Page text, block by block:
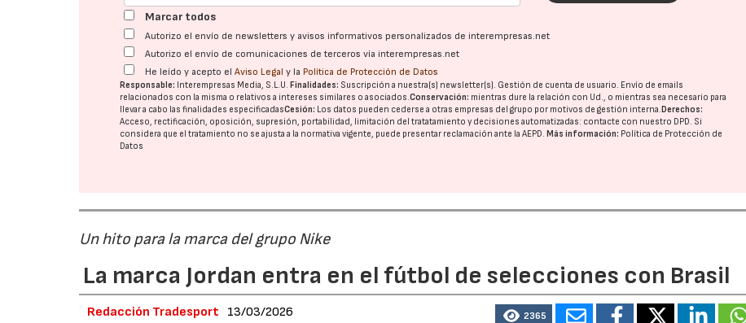
Marcar todos
Autorizo el envío de newsletters y avisos informativos personalizados de interempresas.net
Autorizo el envío de comunicaciones de terceros vía interempresas.net
He leído y acepto elAviso Legal y la Política de Protección de Datos
Responsable: Interempresas Media, S.L.U.Finalidades: Suscripción a nuestra(s) newsletter(s). Gestión de cuenta de usuario. Envío de emails
relacionados con la misma o relativos a intereses similares o asociados.Conservación: mientras dure la relación con Ud., o mientras sea necesario para
llevar a cabo las finalidades especificadasCesión: Los datos pueden cederse a otras empresas del grupo por motivos de gestión interna.Derechos:
Acceso, rectificación, oposición, supresión, portabilidad, limitación del tratatamiento y decisiones automatizadas: contacte con nuestro DPD. Si
considera que el tratamiento no se ajusta a la normativa vigente, puede presentar reclamación ante laAEPD.Más información: Política de Protección de
Datos
Un hito para la marca del grupo Nike
La marca Jordan entra en el fútbol de selecciones con Brasil
Redacción Tradesport 13/03/2026 2365